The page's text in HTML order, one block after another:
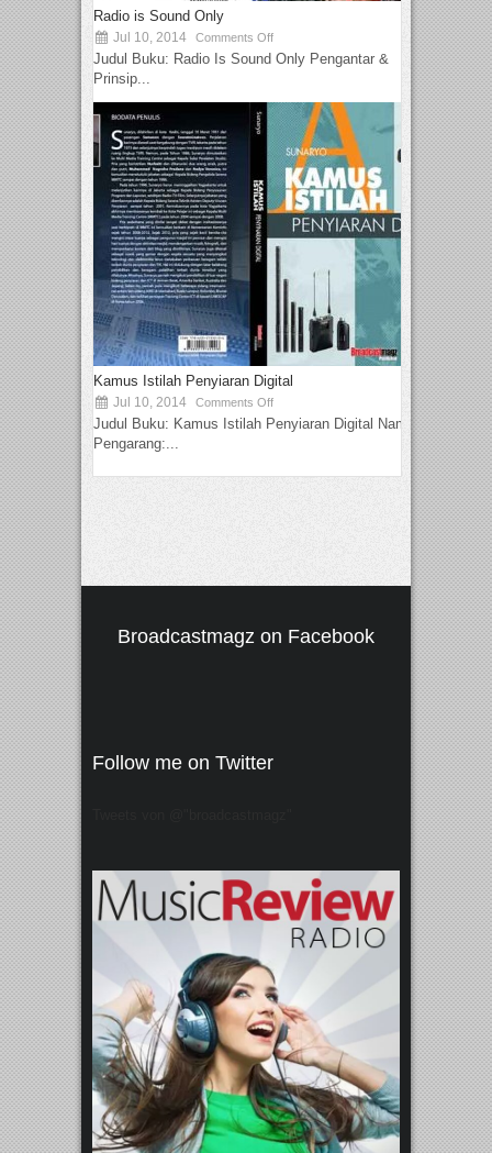
Radio is Sound Only
Jul 10, 2014 Comments Off
Judul Buku: Radio Is Sound Only Pengantar &
Prinsip...
Kamus Istilah Penyiaran Digital
Jul 10, 2014 Comments Off
Judul Buku: Kamus Istilah Penyiaran Digital Nama
Pengarang:...
Broadcastmagz on Facebook
Follow me on Twitter